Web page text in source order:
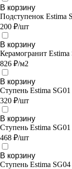
В корзину
Подступенок Estima
200 ₽/шт
В корзину
Керамогранит
826 ₽/м2
В корзину
Ступень Estima
320 ₽/шт
В корзину
Ступень Estima
468 ₽/шт
В корзину
Ступень Estima